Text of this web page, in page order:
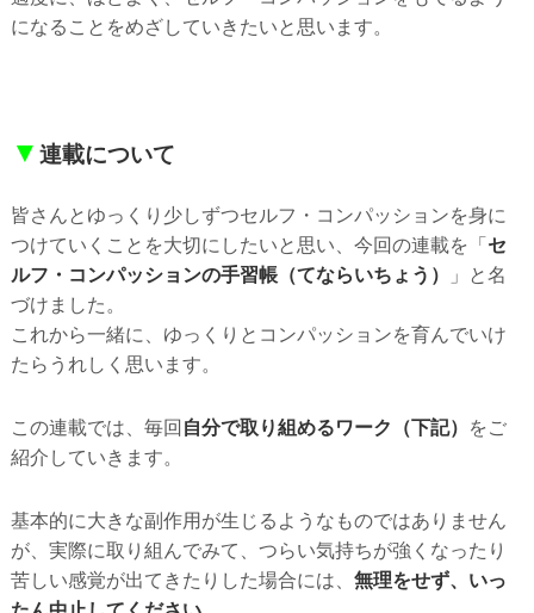
になることをめざしていきたいと思います。
▼ 連載について
皆さんとゆっくり少しずつセルフ・コンパッションを身に
つけていくことを大切にしたいと思い、今回の連載を「 セ
ルフ・コンパッションの手習帳（てならいちょう）
」と名
づけました。
これから一緒に、ゆっくりとコンパッションを育んでいけ
たらうれしく思います。
この連載では、毎回 自分で取り組めるワーク（下記）
をご
紹介していきます。
基本的に大きな副作用が生じるようなものではありません
が、実際に取り組んでみて、つらい気持ちが強くなったり
苦しい感覚が出てきたりした場合には、 無理をせず、いっ